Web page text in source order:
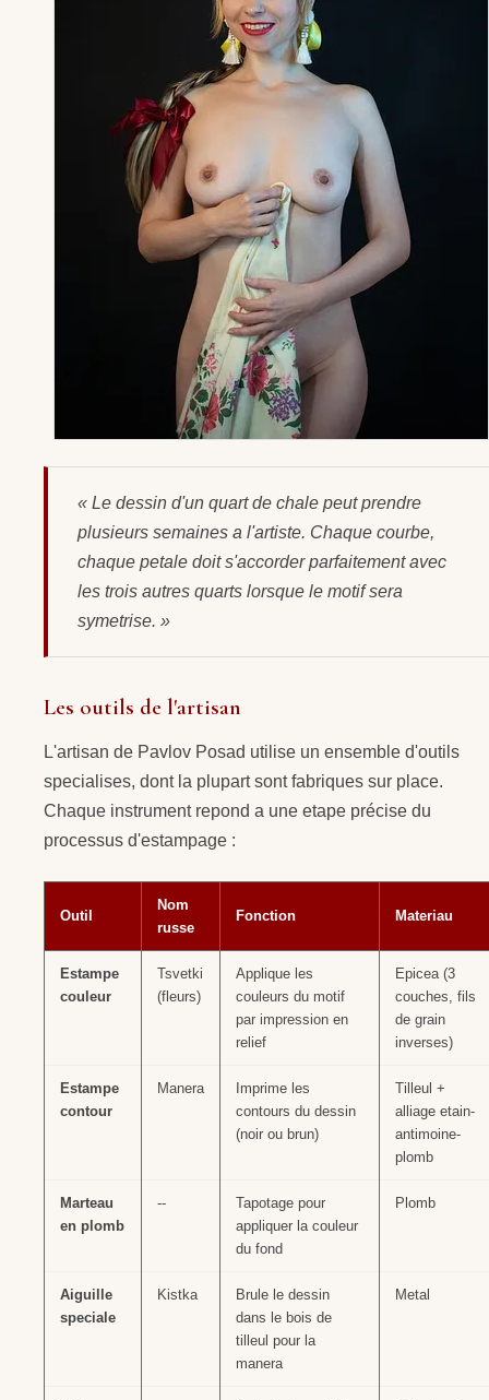
« Le dessin d'un quart de chale peut prendre
plusieurs semaines a l'artiste. Chaque courbe,
chaque petale doit s'accorder parfaitement avec
les trois autres quarts lorsque le motif sera
symetrise. »
Les outils de l'artisan
L'artisan de Pavlov Posad utilise un ensemble d'outils
specialises, dont la plupart sont fabriques sur place.
Chaque instrument repond a une etape précise du
processus d'estampage :
Outil
Nom
russe
Fonction Materiau
Estampe
couleur
Tsvetki
(fleurs)
Applique les
couleurs du motif
par impression en
relief
Epicea (3
couches, fils
de grain
inverses)
Estampe
contour
Manera
Imprime les
contours du dessin
(noir ou brun)
Tilleul +
alliage etain-
antimoine-
plomb
Marteau
en plomb
--
Tapotage pour
appliquer la couleur
du fond
Plomb
Aiguille
speciale
Kistka
Brule le dessin
dans le bois de
tilleul pour la
manera
Metal